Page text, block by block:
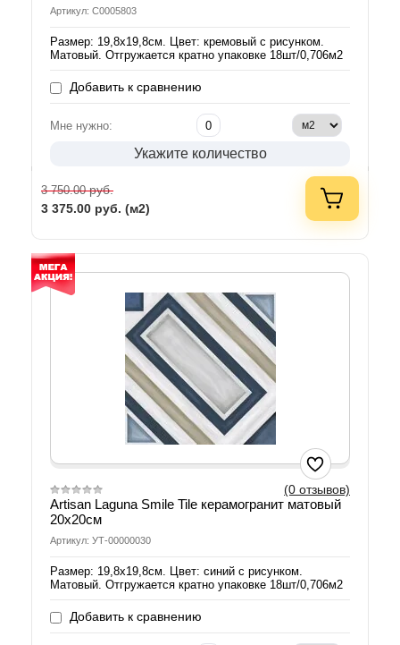
Артикул: С0005803
Размер: 19,8х19,8см. Цвет: кремовый с рисунком.
Матовый. Отгружается кратно упаковке 18шт/0,706м2
Добавить к сравнению
Мне нужно:
Укажите количество
3 750.00руб.
3 375.00 руб. (м2)
(0 отзывов)
Artisan Laguna Smile Tile керамогранит матовый
20х20см
Артикул: УТ-00000030
Размер: 19,8х19,8см. Цвет: синий с рисунком.
Матовый. Отгружается кратно упаковке 18шт/0,706м2
Добавить к сравнению